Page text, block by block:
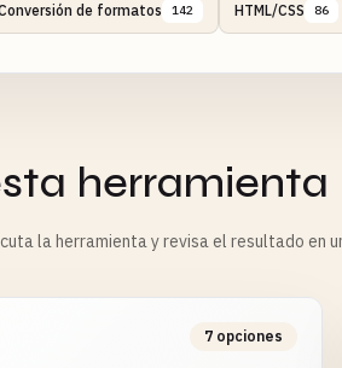
de formatos 142 HTML/CSS 86
herramienta
la herramienta y revisa el resultado en
7 opciones